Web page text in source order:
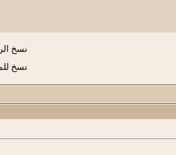
نسخ
نسخ